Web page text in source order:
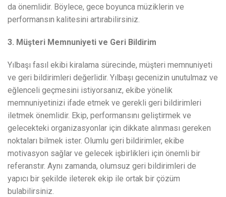
da önemlidir. Böylece, gece boyunca müziklerin ve
performansın kalitesini artırabilirsiniz.
3. Müşteri Memnuniyeti ve Geri Bildirim
Yılbaşı fasıl ekibi kiralama sürecinde, müşteri memnuniyeti
ve geri bildirimleri değerlidir. Yılbaşı gecenizin unutulmaz ve
eğlenceli geçmesini istiyorsanız, ekibe yönelik
memnuniyetinizi ifade etmek ve gerekli geri bildirimleri
iletmek önemlidir. Ekip, performansını geliştirmek ve
gelecekteki organizasyonlar için dikkate alınması gereken
noktaları bilmek ister. Olumlu geri bildirimler, ekibe
motivasyon sağlar ve gelecek işbirlikleri için önemli bir
referanstır. Aynı zamanda, olumsuz geri bildirimleri de
yapıcı bir şekilde ileterek ekip ile ortak bir çözüm
bulabilirsiniz.